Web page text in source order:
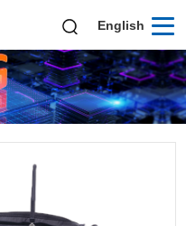
English